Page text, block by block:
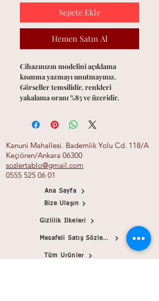
Sepete Ekle
Hemen Satın Al
Cihazınızın modelini açıklama
kısmına yazmayı unutmayınız.
Görseller temsilidir, renkleri
yakalama oranı %85 ve üzeridir.
Kanuni Mahallesi. Bademlik Yolu Cd. 118/A
Keçiören/Ankara 06300
sozlertablo@gmail.com
0555 525 06 01
Ana Sayfa
Bize Ulaşın
Gizlilik İlkeleri
Mesafeli Satış Sözleşmesi
Tüm Ürünler